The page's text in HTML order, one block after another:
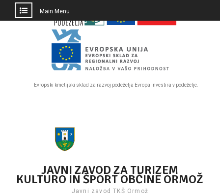
PRESKOČI
Evropski kmetijski sklad za razvoj podeželja Evropa investira v podeželje.
Main Menu
JAVNI ZAVOD ZA TURIZEM
KULTURO IN ŠPORT OBČINE ORMOŽ
Javni zavod TKŠ Ormož